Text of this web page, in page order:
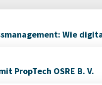
Wie
PropTech OSRE B. V.